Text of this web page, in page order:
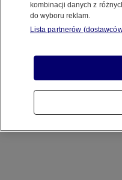
Pociąg wiozący
jest już w Chinach -
kombinacji danych z
do wyboru reklam.
Lista partnerów